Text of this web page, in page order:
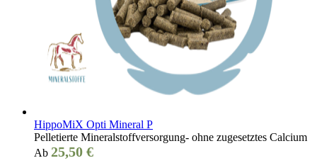
HippoMiX Opti Mineral P
Pelletierte Mineralstoffversorgung- ohne zugesetztes Calcium
Ab 25,50 €